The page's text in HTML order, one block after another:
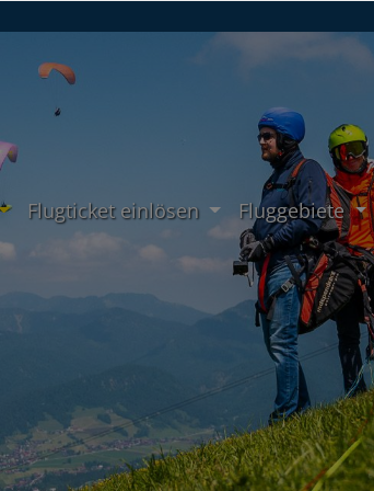
Flugticket einlösen Fluggebiete